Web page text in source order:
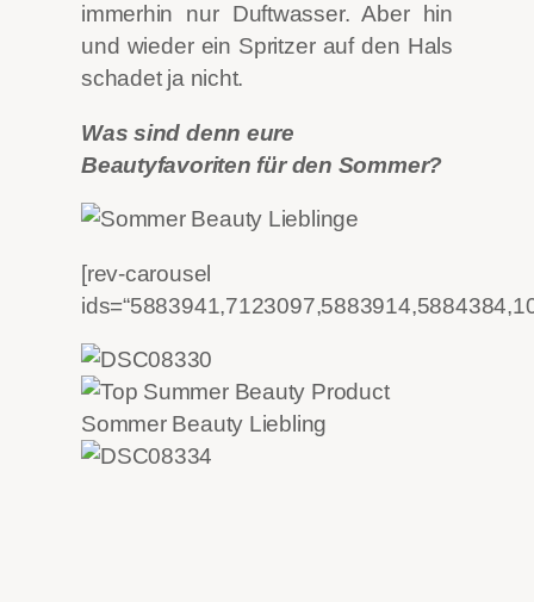
immerhin nur Duftwasser. Aber hin
und wieder ein Spritzer auf den Hals
schadet ja nicht.
Was sind denn eure
Beautyfavoriten für den Sommer?
[rev-carousel